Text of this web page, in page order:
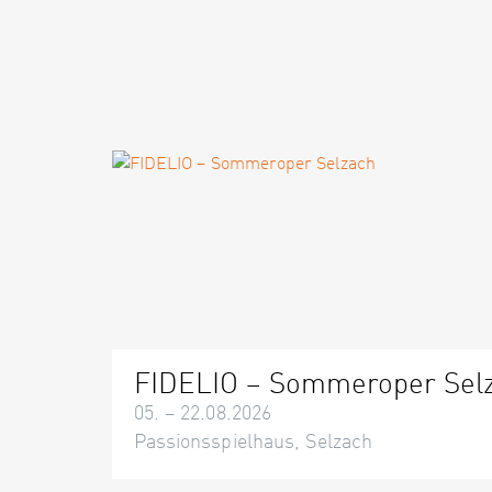
FIDELIO – Sommeroper
05. – 22.08.2026
Passionsspielhaus, Selzach